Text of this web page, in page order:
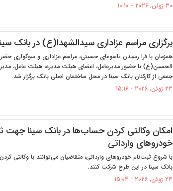
30 ژوئن, 2026 - 10:10
برگزاری مراسم عزاداری سید‌الشهدا(ع) در بانک
همزمان با فرا رسیدن تاسوعای حسینی، مراسم عزاداری و سوگواری حضرت
الحسین(ع) با حضور مدیرعامل، اعضای هیئت مدیره، هیئت عامل،
جمعی از کارکنان بانک سینا در محل ساختمان اصلی بانک برگزار شد.
23 ژوئن, 2026 - 15:16
امکان وکالتی کردن حساب‌ها در بانک سینا جهت
خودروهای وارداتی
با شروع ثبت‌نام خودروهای وارداتی، متقاضیان می‌توانند با وکالتی
بانک سینا در این طرح شرکت کنند.
23 ژوئن, 2026 - 15:04